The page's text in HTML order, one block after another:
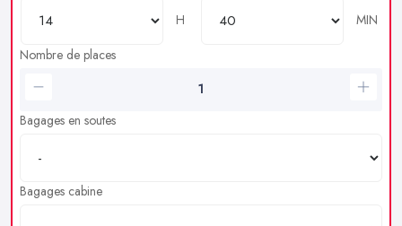
H
MIN
Nombre de places
Bagages en soutes
Bagages cabine